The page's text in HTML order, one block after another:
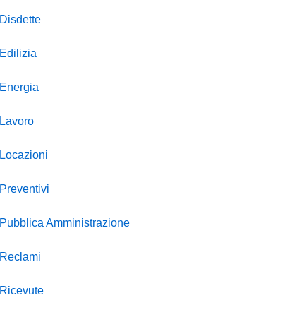
Disdette
Edilizia
Energia
Lavoro
Locazioni
Preventivi
Pubblica Amministrazione
Reclami
Ricevute